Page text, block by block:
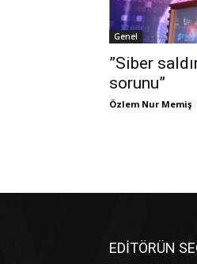
Genel
”Siber
sorunu”
Özlem Nur Memiş -
EDİTÖRÜN